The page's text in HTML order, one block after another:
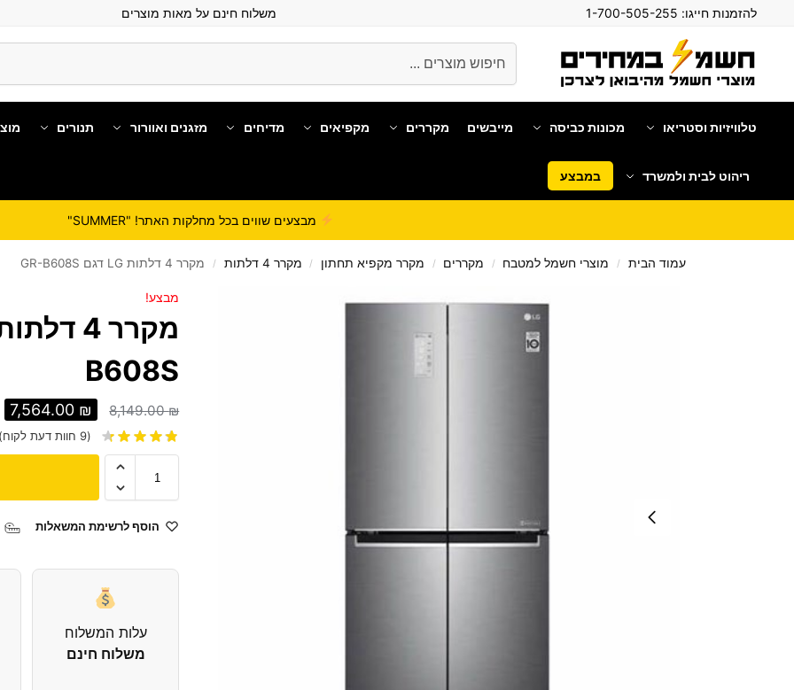
להזמנות חייגו: משלוח חינם על מאות מוצרים
טלוויזיות וסטריאו מכונות כביסה מייבשים מקררים מקפיאים מדיחים מזגנים ואוורור תנורים
ריהוט לבית ולמשרד במבצע
מבצעים שווים בכל מחלקות האתר! "SUMMER"
עמוד הבית / מוצרי חשמל למטבח / מקררים / מקרר מקפיא תחתון / מקרר 4 דלתות / מקרר 4 דלתות LG דגם GR-B608S
מבצע!
B608S
8,149.00₪
7,564.00 ₪
(
9 חוות דעת
הוסף לרשימת המשאלות
עלות המשלוח
משלוח חינם